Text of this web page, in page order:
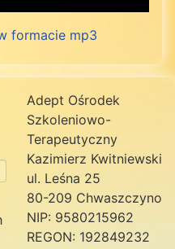
formacie mp3
Adept Ośrodek
Szkoleniowo-
Terapeutyczny
Kazimierz Kwitniewski
ul. Leśna 25
80-209 Chwaszczyno
NIP: 9580215962
REGON: 192849232